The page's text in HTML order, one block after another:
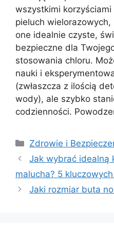
wszystkimi korzyściami
pieluch
one idealnie czyste,
bezpieczne dla
stosowania chloru.
nauki i
(zwłaszcza z ilością
wody), ale szybko
codzienności.
Kategorie
Zdrowie i
Jak wybrać idealną
malucha? 5
Jaki rozmiar buta